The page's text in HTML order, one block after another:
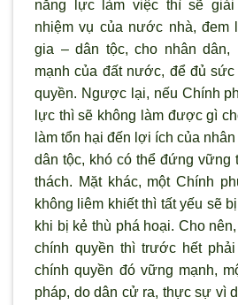
năng lực làm việc thì sẽ
nhiệm vụ của nước nhà, đem
gia – dân tộc, cho nhân dân,
mạnh của đất nước, để đủ
quyền. Ngược lại, nếu Chính
lực thì sẽ không làm được gì
làm tổn hại đến lợi ích của
dân tộc, khó có thể đứng vững
thách. Mặt khác, một Chính
không liêm khiết thì tất yếu sẽ
khi bị kẻ thù phá hoại. Cho
chính quyền thì trước hết
chính quyền đó vững mạnh,
pháp, do dân cử ra, thực sự vì